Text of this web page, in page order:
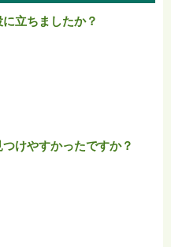
立ちましたか？
けやすかったですか？